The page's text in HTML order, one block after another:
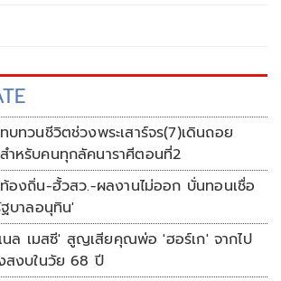
งที่ 33 จะจัดขึ้นระหว่างวันที่ 9–20 ธันวาคม
ชลบุรี และสงขลา ภายใต้แนวคิด “Green
ละต่อด้วยการแข่งขัน อาเซียนพาราเกมส์ ครั้งที่
20–26 มกราคม 2569 ที่จังหวัดนครราชสีมา
Paralympics” เพื่อสะท้อนความ
รจัดการแข่งขันอย่างยั่งยืน และเสริมสร้าง
มัคคี รวมถึงการยกระดับมาตรฐานกีฬาสู่
บทวนชีวิตช่วงพระเสาร์จร(7)เดินถอย
ำหรับคนทุกลัคนาราศีตอนที่2
องถิ่น-ฮั้วสว.-ผลงานไม่ออก บั่นทอนเชื่อ
บาลอนุทิน'
นล เมสซี' สูญเสียคุณพ่อ 'ฮอร์เก' จากไป
สงบในวัย 68 ปี